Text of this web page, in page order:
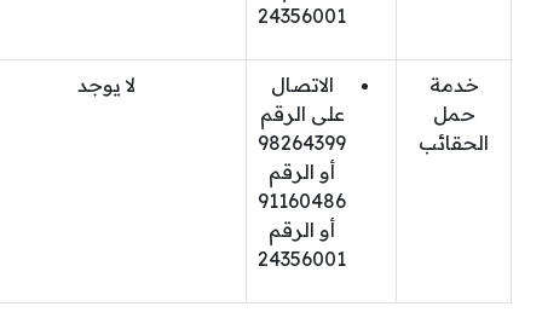
24356001
خدمة
حمل
الحقائب
الاتصال
على الرقم
98264399
أو الرقم
91160486
أو الرقم
24356001
لا يوجد